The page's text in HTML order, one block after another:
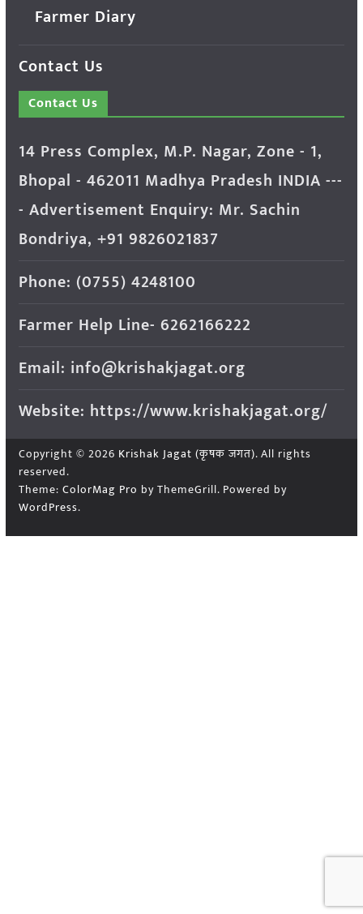
Farmer Diary
Contact Us
Contact Us
14 Press Complex, M.P. Nagar, Zone - 1,
Bhopal - 462011 Madhya Pradesh INDIA ---
- Advertisement Enquiry: Mr. Sachin
Bondriya, +91 9826021837
Phone: (0755) 4248100
Farmer Help Line- 6262166222
Email: info@krishakjagat.org
Website: https://www.krishakjagat.org/
Copyright © 2026 Krishak Jagat (कृषक जगत). All rights
reserved.
Theme: ColorMag Pro by ThemeGrill. Powered by
WordPress.